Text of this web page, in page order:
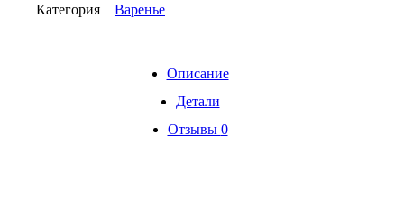
Категория Варенье
Описание
Детали
Отзывы 0